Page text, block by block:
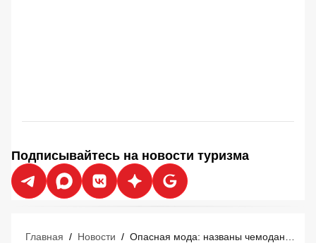
Подписывайтесь на новости туризма
Главная / Новости /